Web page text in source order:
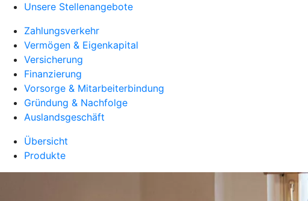
Unsere Stellenangebote
Zahlungsverkehr
Vermögen & Eigenkapital
Versicherung
Finanzierung
Vorsorge & Mitarbeiterbindung
Gründung & Nachfolge
Auslandsgeschäft
Übersicht
Produkte